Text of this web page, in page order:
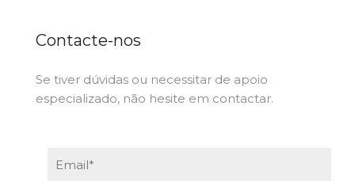
Contacte-nos
Se tiver dúvidas ou necessitar de apoio
especializado, não hesite em contactar.